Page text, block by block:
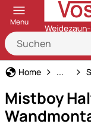
Menu
Home Pferd
...
Mistboy